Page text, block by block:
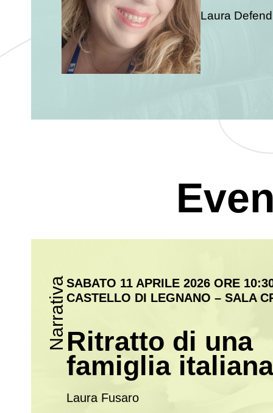
Laura
Narrativa SABATO 11 APRILE 2026 ORE
CASTELLO DI LEGNANO – SALA
Ritratto di una
famiglia
Laura Fusaro